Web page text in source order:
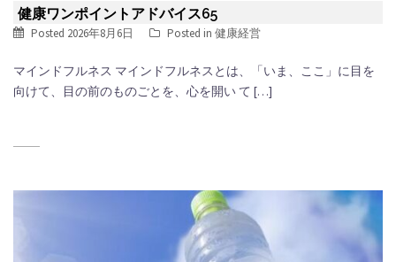
健康ワンポイントアドバイス65
Posted 2026年8月6日 Posted in 健康経営
マインドフルネス マインドフルネスとは、「いま、ここ」に目を
向けて、目の前のものごとを、心を開い て […]